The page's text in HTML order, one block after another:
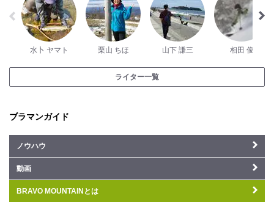
水卜 ヤマト 栗山 ちほ 山下 謙三 相田 俊
ライター一覧
ブラマンガイド
ノウハウ
動画
BRAVO MOUNTAINとは